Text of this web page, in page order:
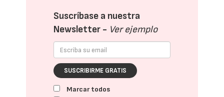
Suscríbase a nuestra
Newsletter - Ver ejemplo
SUSCRIBIRME GRATIS
Marcar todos